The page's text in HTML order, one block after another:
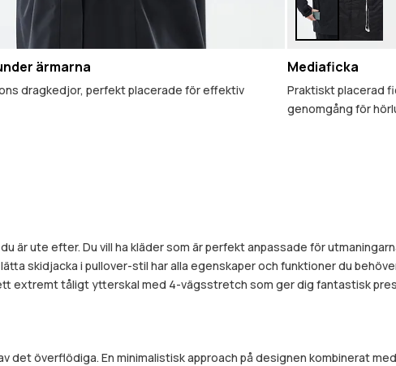
ärmarna
dragkedjor, perfekt placerade för effektiv
Mediaficka
Praktiskt placerad
genomgång för
är ute efter. Du vill ha kläder som är perfekt anpassade för
skidjacka i pullover-stil har alla egenskaper och funktioner du
extremt tåligt ytterskal med 4-vägsstretch som ger dig fantastisk
det överflödiga. En minimalistisk approach på designen kombinerat